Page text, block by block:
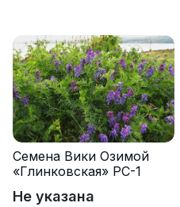
Семена Вики Озимой
«Глинковская» РС-1
Не указана